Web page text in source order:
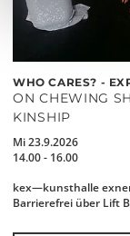
WHO CARES? -
ON CHEWING
KINSHIP
Mi 23.9.2026
14.00 - 16.00
kex—kunsthalle
Barrierefrei über Lift B